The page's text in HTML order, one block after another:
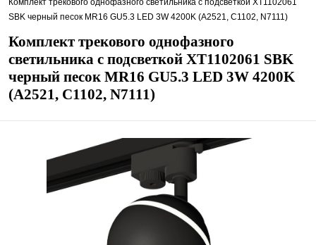
Комплект трекового однофазного светильника с подсветкой XT1102061
SBK черный песок MR16 GU5.3 LED 3W 4200K (A2521, C1102, N7111)
Комплект трекового однофазного
светильника с подсветкой XT1102061 SBK
черный песок MR16 GU5.3 LED 3W 4200K
(A2521, C1102, N7111)